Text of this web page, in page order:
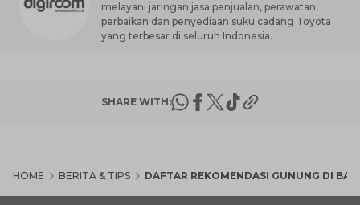
melayani jaringan jasa penjualan, perawatan,
perbaikan dan penyediaan suku cadang Toyota
yang terbesar di seluruh Indonesia.
SHARE WITH:
HOME BERITA & TIPS DAFTAR REKOMENDASI GUNUNG DI